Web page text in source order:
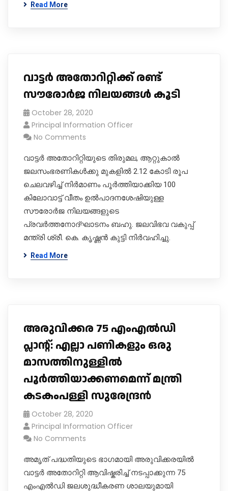
Read More
വാട്ടർ അതോറിറ്റിക്ക് രണ്ട്
സൗരോർജ നിലയങ്ങൾ കൂടി
October 28, 2020
Principal Information Officer
No Comments
വാട്ടർ അതോറിറ്റിയുടെ തിരുമല, ആറ്റുകാൽ
ജലസംഭരണികൾക്കു മുകളിൽ 2.12 കോടി രൂപ
ചെലവഴിച്ച് നിർമാണം പൂർത്തിയാക്കിയ 100
കിലോവാട്ട് വീതം ഉൽപാദനശേഷിയുള്ള
സൗരോർജ നിലയങ്ങളുടെ
പ്രവർത്തനോദ്ഘാടനം ബഹു. ജലവിഭവ വകുപ്പ്
മന്ത്രി ശ്രീ. കെ. കൃഷ്ണൻ കുട്ടി നിർവഹിച്ചു.
Read More
അരുവിക്കര 75 എംഎൽഡി
പ്ലാന്റ്: എല്ലാ പണികളും ഒരു
മാസത്തിനുള്ളിൽ
പൂർത്തിയാക്കണമെന്ന് മന്ത്രി
കടകംപള്ളി സുരേന്ദ്രൻ
October 28, 2020
Principal Information Officer
No Comments
അമൃത് പദ്ധതിയുടെ ഭാഗമായി അരുവിക്കരയിൽ
വാട്ടർ അതോറിറ്റി ആവിഷ്കരിച്ച് നടപ്പാക്കുന്ന 75
എംഎൽഡി ജലശുദ്ധീകരണ ശാലയുമായി